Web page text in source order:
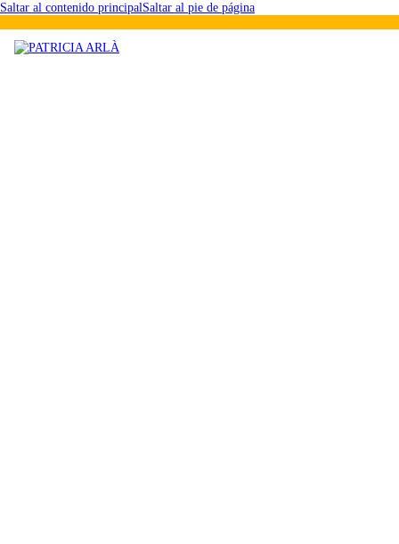
Saltar al contenido principalSaltar al pie de página